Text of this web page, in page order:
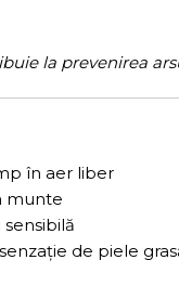
la prevenirea
în aer liber
munte
de piele